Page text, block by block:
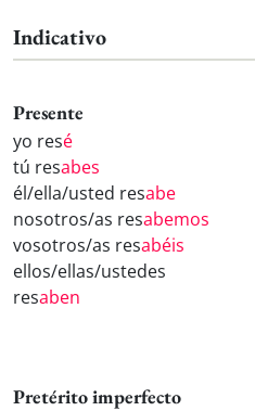
Indicativo
Presente
yo resé
tú resabes
él/ella/usted resabe
nosotros/as resabemos
vosotros/as resabéis
ellos/ellas/ustedes
resaben
Pretérito imperfecto